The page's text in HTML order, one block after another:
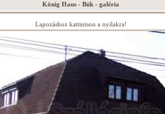
König Haus - Bük - galéria
Lapozáshoz kattintson a nyilakra!